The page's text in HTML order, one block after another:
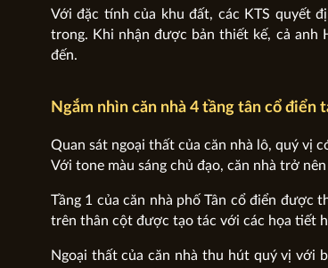
Với đặc tính của khu đất, các KTS quyết
trong. Khi nhận được bản thiết kế, cả anh
đến.
Ngắm nhìn căn nhà 4 tầng tân cổ điển
Quan sát ngoại thất của căn nhà lô, quý vị
Với tone màu sáng chủ đạo, căn nhà trở
Tầng 1 của căn nhà phố Tân cổ điển được
trên thân cột được tạo tác với các họa tiết
Ngoại thất của căn nhà thu hút quý vị với